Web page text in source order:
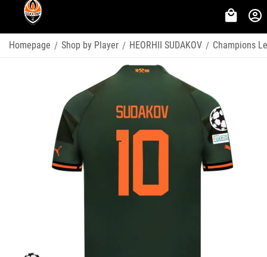
Homepage / Shop by Player / HEORHII SUDAKOV / Champions